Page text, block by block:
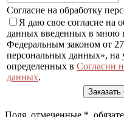
Согласие на обработку
Я даю свое согласие на
данных введенных в мною
Федеральным законом от
персональных данных», на
определенных в Согласии
данных.
Поля, отмеченные *,